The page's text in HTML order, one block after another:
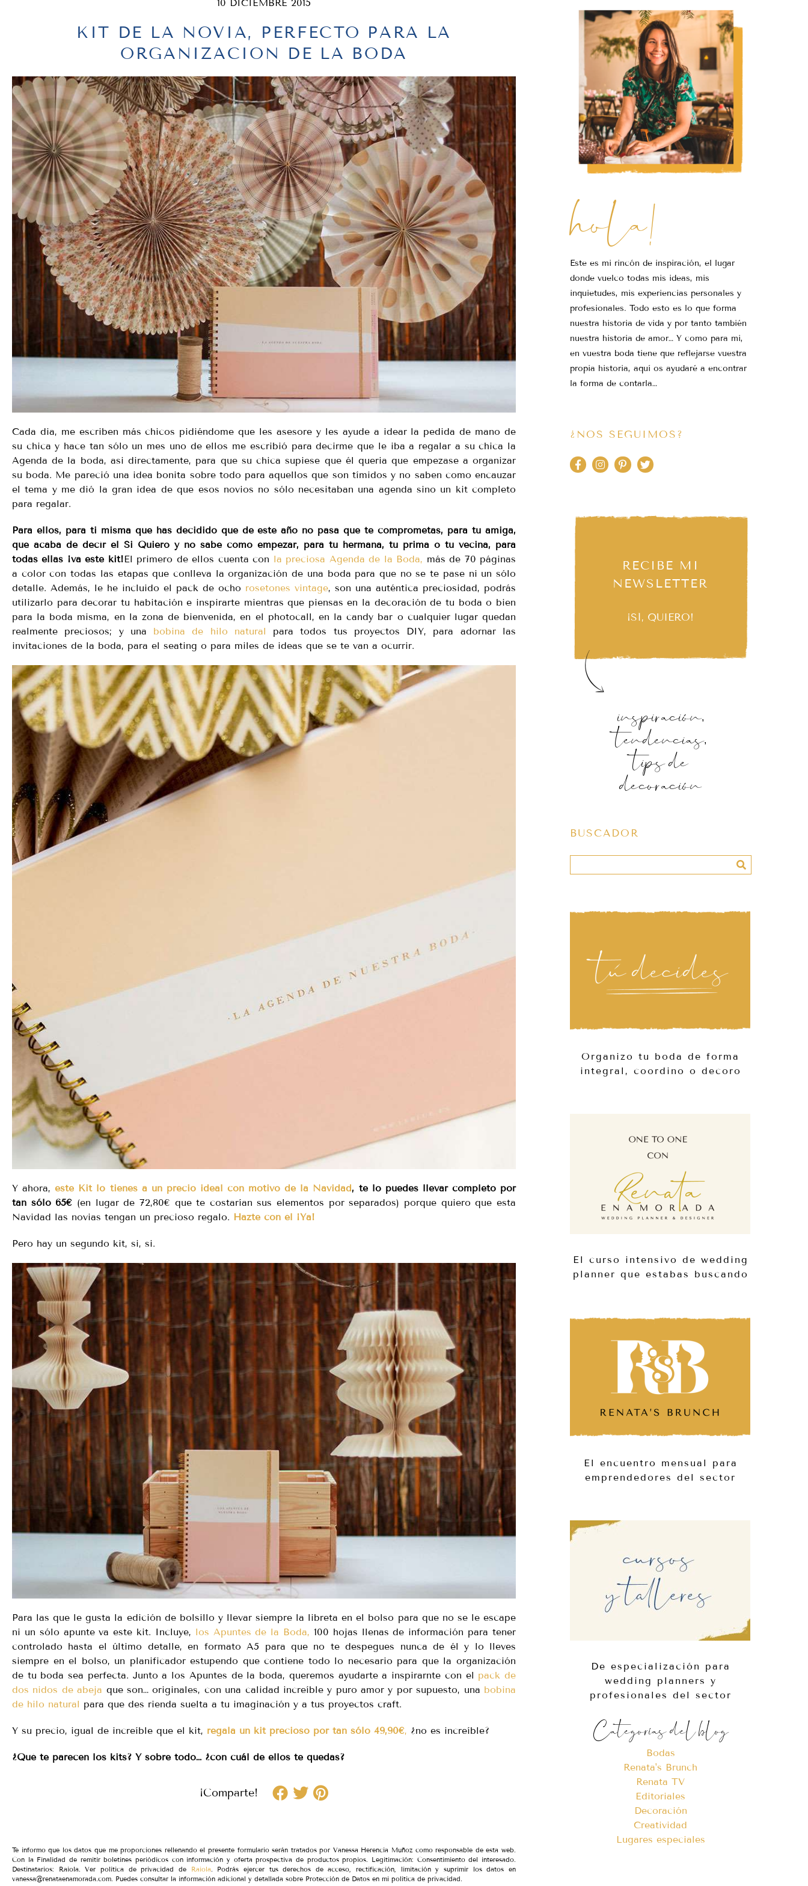
10 DICIEMBRE 2015
KIT DE LA NOVIA, PERFECTO PARA LA
ORGANIZACION DE LA BODA
Cada dia, me escriben más chicos pidiéndome que les asesore y les ayude a idear la pedida de mano de
su chica y hace tan sólo un mes uno de ellos me escribió para decirme que le iba a regalar a su chica la
Agenda de la boda, asi directamente, para que su chica supiese que él queria que empezase a organizar
su boda. Me pareció una idea bonita sobre todo para aquellos que son tímidos y no saben como encauzar
el tema y me dió la gran idea de que esos novios no sólo necesitaban una agenda sino un kit completo
para regalar.
Para ellos, para ti misma que has decidido que de este año no pasa que te comprometas, para tu amiga,
que acaba de decír el Si Quiero y no sabe como empezar, para tu hermana, tu prima o tu vecina, para
todas ellas ¡va este kit!El primero de ellos cuenta con la preciosa Agenda de la Boda, más de 70 páginas
a color con todas las etapas que conlleva la organización de una boda para que no se te pase ni un sólo
detalle. Además, le he incluido el pack de ocho rosetones vintage, son una auténtica preciosidad, podrás
utilizarlo para decorar tu habitación e inspirarte mientras que piensas en la decoración de tu boda o bien
para la boda misma, en la zona de bienvenida, en el photocall, en la candy bar o cualquier lugar quedan
realmente preciosos; y una bobina de hilo natural para todos tus proyectos DIY, para adornar las
invitaciones de la boda, para el seating o para miles de ideas que se te van a ocurrir.
Y ahora,este Kit lo tienes a un precio ideal con motivo de la Navidad, te lo puedes llevar completo por
tan sólo 65€ (en lugar de 72,80€ que te costarían sus elementos por separados) porque quiero que esta
Navidad las novias tengan un precioso regalo. Hazte con él ¡Ya!
Pero hay un segundo kit, si, si.
Para las que le gusta la edición de bolsillo y llevar siempre la libreta en el bolso para que no se le escape
ni un sólo apunte va este kit. Incluye, los Apuntes de la Boda, 100 hojas llenas de información para tener
controlado hasta el último detalle, en formato A5 para que no te despegues nunca de él y lo lleves
siempre en el bolso, un planificador estupendo que contiene todo lo necesario para que la organización
de tu boda sea perfecta. Junto a los Apuntes de la boda, queremos ayudarte a inspirarnte con el pack de
dos nidos de abeja que son… originales, con una calidad increíble y puro amor y por supuesto, una bobina
de hilo natural para que des rienda suelta a tu imaginación y a tus proyectos craft.
Y su precio, igual de increíble que el kit, regala un kit precioso por tan sólo 49,90€, ¿no es increíble?
¿Qué te parecen los kits? Y sobre todo… ¿con cuál de ellos te quedas?
¡Comparte!
Te informo que los datos que me proporciones rellenando el presente formulario serán tratados por Vanessa Herencia Muñoz como responsable de esta web.
Con la Finalidad de remitir boletines periódicos con información y oferta prospectiva de productos propios. Legitimación: Consentimiento del interesado.
Destinatarios: Raiola. Ver política de privacidad de
Raiola. Podrás ejercer tus derechos de acceso, rectificación, limitación y suprimir los datos en
vanessa@renataenamorada.com. Puedes consultar la información adicional y detallada sobre Protección de Datos en mi política de privacidad.
hola!
Este es mi rincón de inspiración, el lugar
donde vuelco todas mis ideas, mis
inquietudes, mis experiencias personales y
profesionales. Todo esto es lo que forma
nuestra historia de vida y por tanto también
nuestra historia de amor… Y como para mi,
en vuestra boda tiene que reflejarse vuestra
propia historia, aquí os ayudaré a encontrar
la forma de contarla…
¿NOS SEGUIMOS?
RECIBE MI
NEWSLETTER
¡SÍ, QUIERO!
inspiración,
tendencias,
tips de
decoración
BUSCADOR
Organizo tu boda de forma
integral, coordino o decoro
El curso intensivo de wedding
planner que estabas buscando
El encuentro mensual para
emprendedores del sector
De especialización para
wedding planners y
profesionales del sector
Categorías del blog
Bodas
Renata's Brunch
Renata TV
Editoriales
Decoración
Creatividad
Lugares especiales